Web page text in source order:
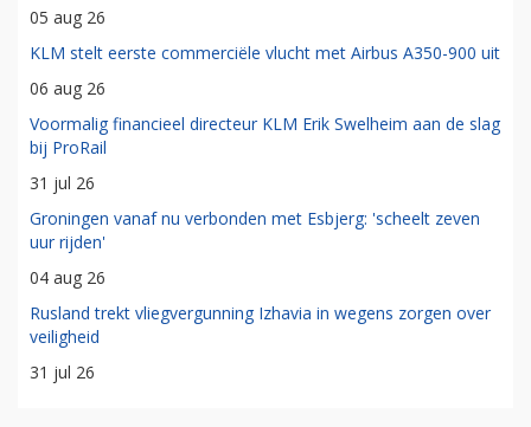
05 aug 26
KLM stelt eerste commerciële vlucht met Airbus A350-900 uit
06 aug 26
Voormalig financieel directeur KLM Erik Swelheim aan de slag
bij ProRail
31 jul 26
Groningen vanaf nu verbonden met Esbjerg: 'scheelt zeven
uur rijden'
04 aug 26
Rusland trekt vliegvergunning Izhavia in wegens zorgen over
veiligheid
31 jul 26